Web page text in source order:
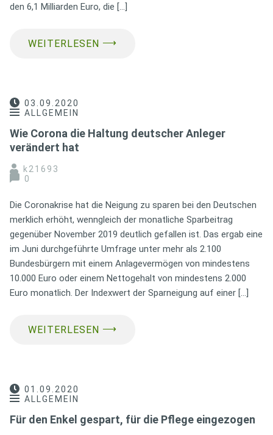
den 6,1 Milliarden Euro, die […]
WEITERLESEN ⟶
03.09.2020
ALLGEMEIN
Wie Corona die Haltung deutscher Anleger
verändert hat
k21693
0
Die Coronakrise hat die Neigung zu sparen bei den Deutschen
merklich erhöht, wenngleich der monatliche Sparbeitrag
gegenüber November 2019 deutlich gefallen ist. Das ergab eine
im Juni durchgeführte Umfrage unter mehr als 2.100
Bundesbürgern mit einem Anlagevermögen von mindestens
10.000 Euro oder einem Nettogehalt von mindestens 2.000
Euro monatlich. Der Indexwert der Sparneigung auf einer […]
WEITERLESEN ⟶
01.09.2020
ALLGEMEIN
Für den Enkel gespart, für die Pflege eingezogen